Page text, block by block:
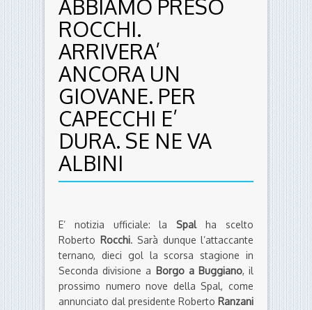
ABBIAMO PRESO
ROCCHI.
ARRIVERA’
ANCORA UN
GIOVANE. PER
CAPECCHI E’
DURA. SE NE VA
ALBINI
E’ notizia ufficiale: laSpalha scelto
Roberto Rocchi. Sarà dunque l’attaccante
ternano, dieci gol la scorsa stagione in
Seconda divisione a Borgo a Buggiano, il
prossimo numero nove della Spal, come
annunciato dal presidente Roberto Ranzani